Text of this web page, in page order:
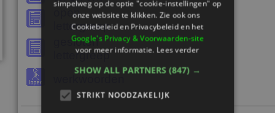
open
lettergreep
gesloten
lettergreep
simpelweg op de optie "cookie-instellingen" op
onze website te klikken. Zie ook ons ​​
Cookiebeleid en Privacybeleid en het
Google's Privacy & Voorwaarden-site
voor meer informatie.Lees verder
SHOW ALL PARTNERS (847) →
STRIKT NOODZAKELIJK